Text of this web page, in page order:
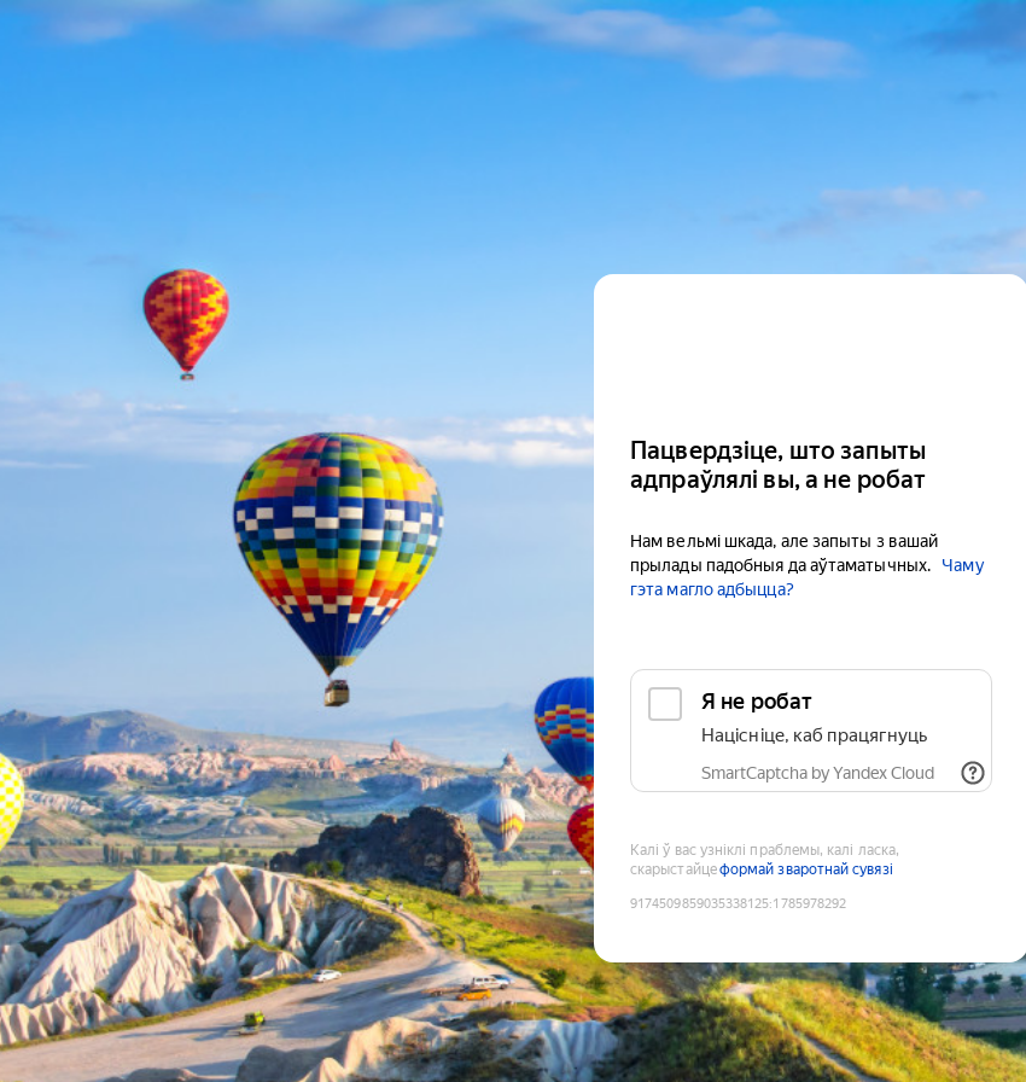
Пацвердзіце, што запыты
адпраўлялі вы, а не робат
Нам вельмі шкада, але запыты з вашай
прылады падобныя да аўтаматычных.
Чаму
гэта магло адбыцца?
Я не робат
Націсніце, каб працягнуць
SmartCaptcha by Yandex Cloud
Калі ў вас узніклі праблемы, калі ласка,
скарыстайцеформай зваротнай сувязі
9174509859035338125:1785978292